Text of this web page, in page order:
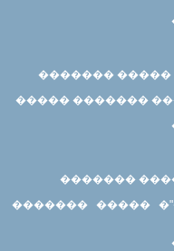
��'��� - ���
��� ��� ����,
�����
��� ����� ����,